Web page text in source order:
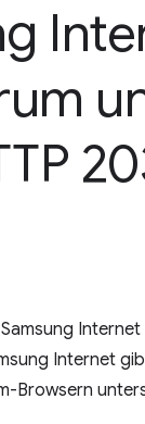
Internet
Browsern